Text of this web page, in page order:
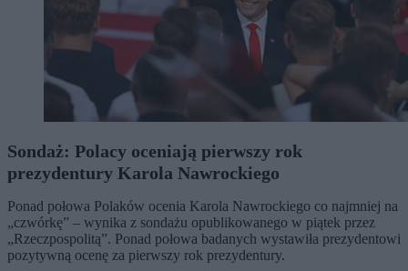
Sondaż: Polacy oceniają pierwszy rok
prezydentury Karola Nawrockiego
Ponad połowa Polaków ocenia Karola Nawrockiego co najmniej na
„czwórkę” – wynika z sondażu opublikowanego w piątek przez
„Rzeczpospolitą”. Ponad połowa badanych wystawiła prezydentowi
pozytywną ocenę za pierwszy rok prezydentury.